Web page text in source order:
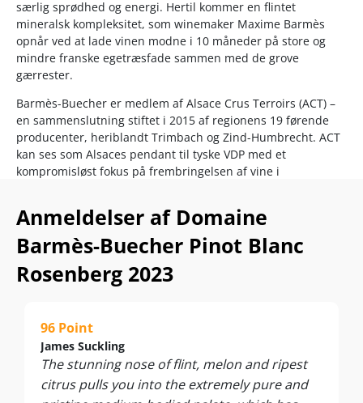
særlig sprødhed og energi. Hertil kommer en flintet
mineralsk kompleksitet, som winemaker Maxime Barmès
opnår ved at lade vinen modne i 10 måneder på store og
mindre franske egetræsfade sammen med de grove
gærrester.
Barmès-Buecher er medlem af Alsace Crus Terroirs (ACT) –
en sammenslutning stiftet i 2015 af regionens 19 førende
producenter, heriblandt Trimbach og Zind-Humbrecht. ACT
kan ses som Alsaces pendant til tyske VDP med et
kompromisløst fokus på frembringelsen af vine i
Denne alsaciske verdensklassevin viser hvorfor… Det her er
vibrerende spændstighed og finesse. Anbefalet!
…
asparges, charcuteri og friske oste. Servér ved 10-12°C.
Anmeldelser af Domaine
Barmès-Buecher Pinot Blanc
Rosenberg 2023
96 Point
James Suckling
The stunning nose of flint, melon and ripest
citrus pulls you into the extremely pure and